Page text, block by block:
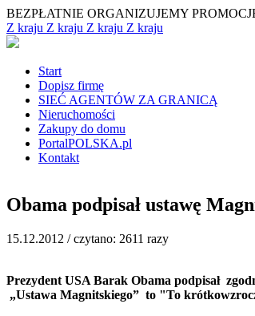
BEZPŁATNIE ORGANIZUJEMY
Z kraju Z kraju Z kraju Z kraju
Start
Dopisz firmę
SIEĆ AGENTÓW ZA GRANICĄ
Nieruchomości
Zakupy do domu
PortalPOLSKA.pl
Kontakt
Obama podpisał ustawę
15.12.2012 /czytano: 2611 razy
Prezydent USA Barak Obama podpisał
„Ustawa Magnitskiego” to "To